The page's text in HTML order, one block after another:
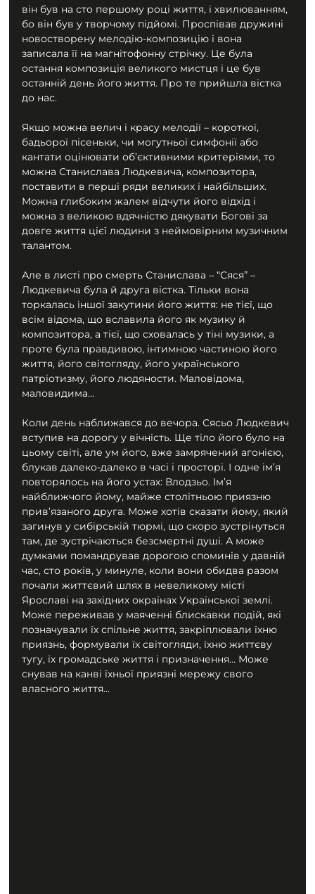
він був на сто першому році життя, і хвилюванням,
бо він був у творчому підйомі. Проспівав дружині
новостворену мелодію-композицію і вона
записала її на магнітофонну стрічку. Це була
остання композиція великого мистця і це був
останній день його життя. Про те прийшла вістка
до нас.
Якщо можна велич і красу мелодії – короткої,
бадьорої пісеньки, чи могутньої симфонії або
кантати оцінювати об’єктивними критеріями, то
можна Станислава Людкевича, композитора,
поставити в перші ряди великих і найбільших.
Можна глибоким жалем відчути його відхід і
можна з великою вдячністю дякувати Богові за
довге життя цієї людини з неймовірним музичним
талантом.
Але в листі про смерть Станислава – “Сяся” –
Людкевича була й друга вістка. Тільки вона
торкалась іншої закутини його життя: не тієї, що
всім відома, що вславила його як музику й
композитора, а тієї, що сховалась у тіні музики, а
проте була правдивою, інтимною частиною його
життя, його світогляду, його українського
патріотизму, його людяности. Маловідома,
маловидима…
Коли день наближався до вечора. Сясьо Людкевич
вступив на дорогу у вічність. Ще тіло його було на
цьому світі, але ум його, вже замрячений агонією,
блукав далеко-далеко в часі і просторі. І одне ім’я
повторялось на його устах: Влодзьо. Ім’я
найближчого йому, майже столітньою приязню
прив’язаного друга. Може хотів сказати йому, який
загинув у сибірській тюрмі, що скоро зустрінуться
там, де зустрічаються безсмертні душі. А може
думками помандрував дорогою споминів у давній
час, сто років, у минуле, коли вони обидва разом
почали життєвий шлях в невеликому місті
Ярославі на західних окраїнах Української землі.
Може переживав у маяченні блискавки подій, які
позначували їх спільне життя, закріплювали їхню
приязнь, формували їх світогляди, їхню життєву
тугу, їх громадське життя і призначення… Може
снував на канві їхньої приязні мережу свого
власного життя…